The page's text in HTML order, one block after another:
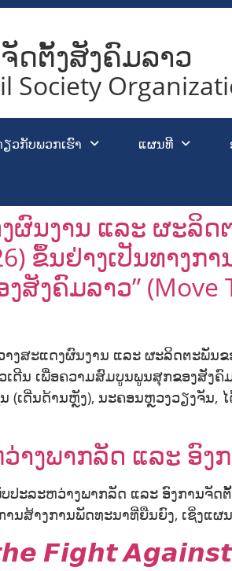
ດຕັ້ງສັງຄົມລາວ
Society
ຽວກັບພວກເຮົາ ແຜນທີ
ຜົນງານ ແລະ ຜະລິ
ຂຶ້ນຢ່າງເປັນທາງ
ງຄົມລາວ” (Move
ງສະແດງຜົນງານ ແລະ ຜະລິດຕະພັນຂ
ດີນ ເພື່ອຄວາມສົມບູນພູນສຸກຂອງສັງຄົມ
(ເດີ່ນດ້ານຫຼັງ), ນະຄອນຫຼວງວຽງຈັນ,
ງພາກລັດ ແລະ ອົງ
ປະລະຫວ່າງພາກລັດ ແລະ ອົງການຈັ
ສ້າງການພັດທະນາທີ່ຍືນຍົງ, ເຊິ່ງແຜ
𝙁𝙞𝙜𝙝𝙩